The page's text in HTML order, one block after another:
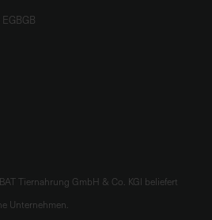
Tiernahrung GmbH & Co. KGl beliefert
Unternehmen.